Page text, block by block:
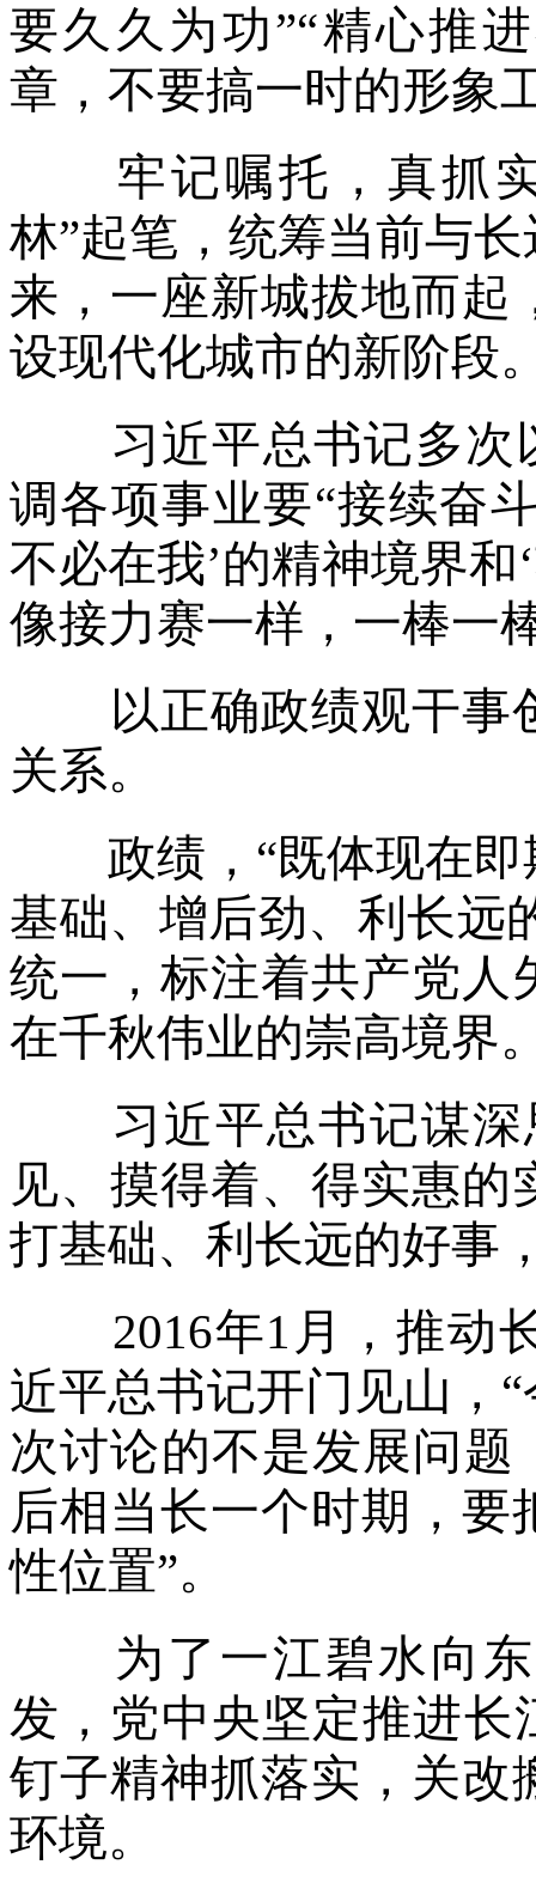
要久久为功”“精心推
章，不要搞一时的形象
牢记嘱托，真抓实
林”起笔，统筹当前与
来，一座新城拔地而起
设现代化城市的新阶段
习近平总书记多次
调各项事业要“接续奋
不必在我’的精神境界和
像接力赛一样，一棒一
以正确政绩观干事
关系。
政绩，“既体现在即
基础、增后劲、利长远
统一，标注着共产党人
在千秋伟业的崇高境界
习近平总书记谋深
见、摸得着、得实惠
打基础、利长远的好事
2016年1月，推动长
近平总书记开门见山，
次讨论的不是发展问题
后相当长一个时期，
性位置”。
为了一江碧水向东
发，党中央坚定推进长
钉子精神抓落实，关改
环境。